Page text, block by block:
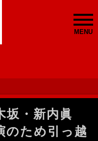
MENU
坂・新内眞
ため引っ越